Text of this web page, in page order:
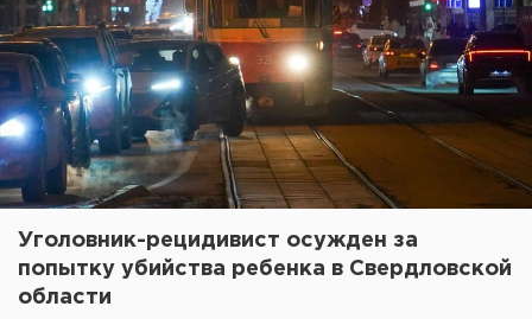
Уголовник-рецидивист осужден за
попытку убийства ребенка в Свердловской
области